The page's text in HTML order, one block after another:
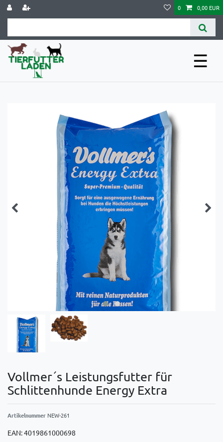
0 0,00 EUR
☰
Vollmer´s Leistungsfutter für
Schlittenhunde Energy Extra
Artikelnummer NEW-261
EAN:4019861000698